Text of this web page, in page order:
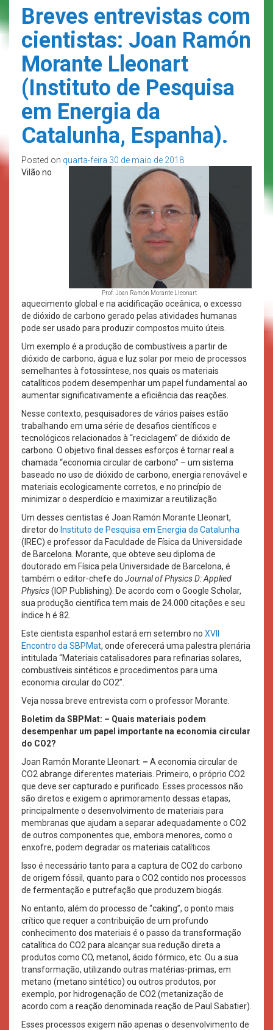
Breves entrevistas com
cientistas: Joan Ramón
Morante Lleonart
(Instituto de Pesquisa
em Energia da
Catalunha, Espanha).
Posted on quarta-feira 30 de maio de 2018
Prof. Joan Ramón Morante Lleonart
Vilão no
aquecimento global e na acidificação oceânica, o excesso
de dióxido de carbono gerado pelas atividades humanas
pode ser usado para produzir compostos muito úteis.
Um exemplo é a produção de combustíveis a partir de
dióxido de carbono, água e luz solar por meio de processos
semelhantes à fotossíntese, nos quais os materiais
catalíticos podem desempenhar um papel fundamental ao
aumentar significativamente a eficiência das reações.
Nesse contexto, pesquisadores de vários países estão
trabalhando em uma série de desafios científicos e
tecnológicos relacionados à “reciclagem” de dióxido de
carbono. O objetivo final desses esforços é tornar real a
chamada “economia circular de carbono” – um sistema
baseado no uso de dióxido de carbono, energia renovável e
materiais ecologicamente corretos, e no princípio de
minimizar o desperdício e maximizar a reutilização.
Um desses cientistas é Joan Ramón Morante Lleonart,
diretor do Instituto de Pesquisa em Energia da Catalunha
(IREC) e professor da Faculdade de Física da Universidade
de Barcelona. Morante, que obteve seu diploma de
doutorado em Física pela Universidade de Barcelona, é
também o editor-chefe do Journal of Physics D: Applied
Physics(IOP Publishing). De acordo com o Google Scholar,
sua produção científica tem mais de 24.000 citações e seu
índice h é 82.
Este cientista espanhol estará em setembro no XVII
Encontro da SBPMat, onde oferecerá uma palestra plenária
intitulada “Materiais catalisadores para refinarias solares,
combustíveis sintéticos e procedimentos para uma
economia circular do CO2”.
Veja nossa breve entrevista com o professor Morante.
Boletim da SBPMat: – Quais materiais podem
desempenhar um papel importante na economia circular
do CO2?
Joan Ramón Morante Lleonart: – A economia circular de
CO2 abrange diferentes materiais. Primeiro, o próprio CO2
que deve ser capturado e purificado. Esses processos não
são diretos e exigem o aprimoramento dessas etapas,
principalmente o desenvolvimento de materiais para
membranas que ajudam a separar adequadamente o CO2
de outros componentes que, embora menores, como o
enxofre, podem degradar os materiais catalíticos.
Isso é necessário tanto para a captura de CO2 do carbono
de origem fóssil, quanto para o CO2 contido nos processos
de fermentação e putrefação que produzem biogás.
No entanto, além do processo de “caking”, o ponto mais
crítico que requer a contribuição de um profundo
conhecimento dos materiais é o passo da transformação
catalítica do CO2 para alcançar sua redução direta a
produtos como CO, metanol, ácido fórmico, etc. Ou a sua
transformação, utilizando outras matérias-primas, em
metano (metano sintético) ou outros produtos, por
exemplo, por hidrogenação de CO2 (metanização de
acordo com a reação denominada reação de Paul Sabatier).
Esses processos exigem não apenas o desenvolvimento de